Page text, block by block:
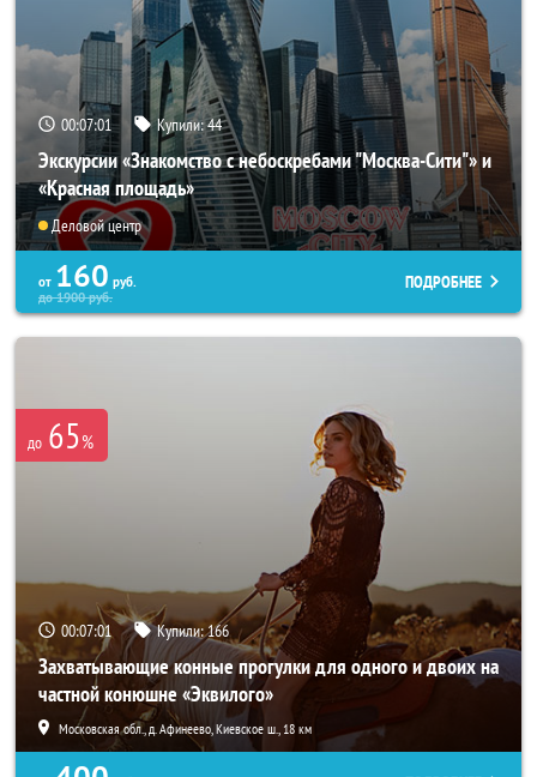
00:06:58 Купили:44
Экскурсии «Знакомство с небоскребами "Москва-Сити"» и
«Красная площадь»
Деловой центр
от 160 руб.
до1900руб.
ПОДРОБНЕЕ
до 65%
00:06:58 Купили:166
Захватывающие конные прогулки для одного и двоих на
частной конюшне «Эквилого»
Московская обл., д. Афинеево, Киевское ш., 18 км